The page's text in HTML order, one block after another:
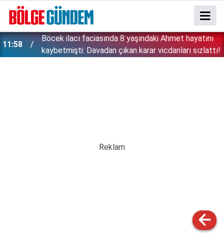
11:58
Böcek ilacı faciasında 8 yaşındaki Ahmet hayatını
kaybetmişti: Davadan çıkan karar vicdanları sızlattı!